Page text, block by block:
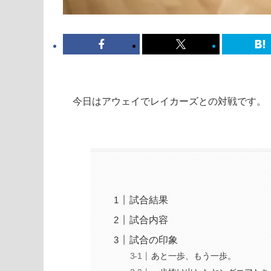
今日はアウェイでレイカーズとの対戦です。
試合結果
試合内容
試合の印象
あと一歩、もう一歩。